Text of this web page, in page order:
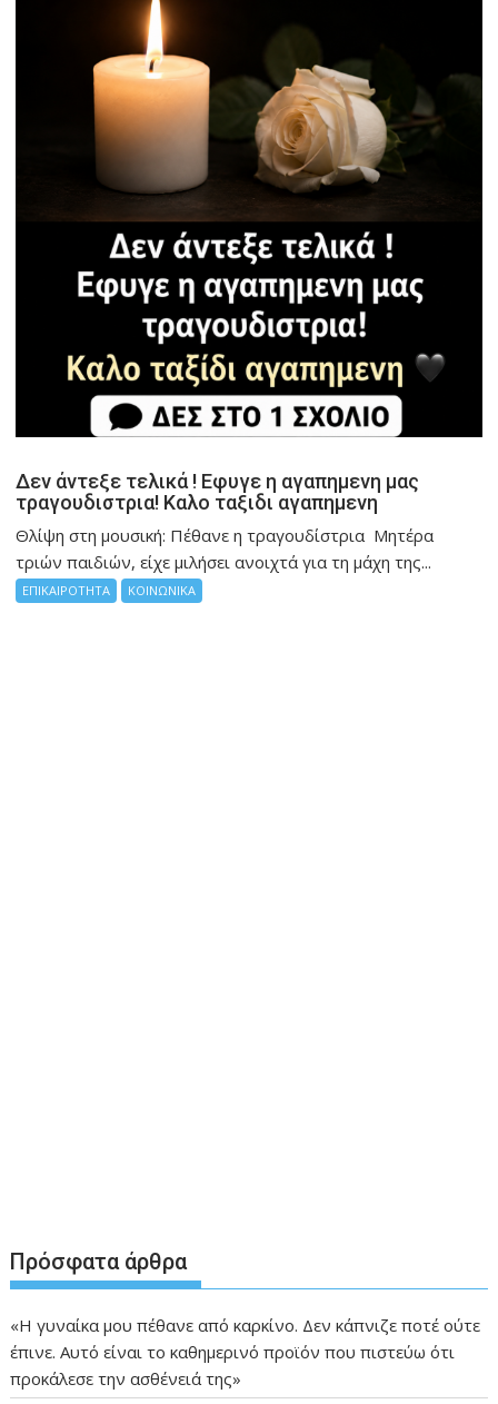
Δεν άντεξε τελικά ! Εφυγε η αγαπημενη μας
τραγουδιστρια! Καλο ταξιδι αγαπημενη
Θλίψη στη μουσική: Πέθανε η τραγουδίστρια Μητέρα
τριών παιδιών, είχε μιλήσει ανοιχτά για τη μάχη της...
ΕΠΙΚΑΙΡΟΤΗΤΑ ΚΟΙΝΩΝΙΚΑ
Πρόσφατα άρθρα
«Η γυναίκα μου πέθανε από καρκίνο. Δεν κάπνιζε ποτέ ούτε
έπινε. Αυτό είναι το καθημερινό προϊόν που πιστεύω ότι
προκάλεσε την ασθένειά της»